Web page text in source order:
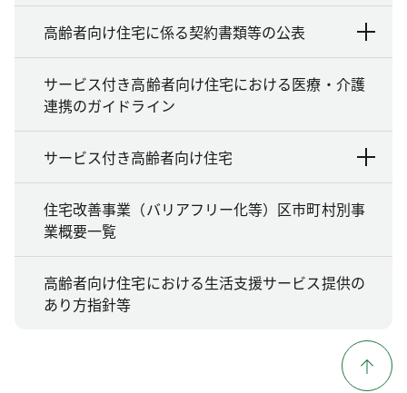
高齢者向け住宅に係る契約書類等の公表
サービス付き高齢者向け住宅における医療・介護
連携のガイドライン
サービス付き高齢者向け住宅
住宅改善事業（バリアフリー化等）区市町村別事
業概要一覧
高齢者向け住宅における生活支援サービス提供の
あり方指針等